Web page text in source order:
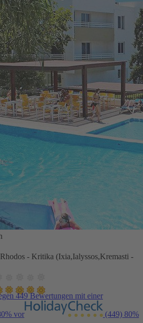
- Kritika (Ixia,Ialyssos,Kremasti -
449 Bewertungen mit einer
vor (449) 80%